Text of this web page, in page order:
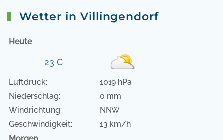
Wetter in Villingendorf
Heute
23°C
Luftdruck:
1019 hPa
Niederschlag:
0 mm
Windrichtung:
NNW
Geschwindigkeit:
13 km/h